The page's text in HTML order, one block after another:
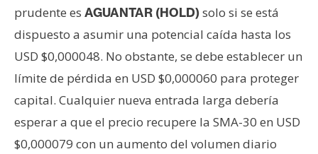
prudente es AGUANTAR (HOLD)solo si se está
dispuesto a asumir una potencial caída hasta los
USD $0,000048. No obstante, se debe establecer un
límite de pérdida en USD $0,000060 para proteger
capital. Cualquier nueva entrada larga debería
esperar a que el precio recupere la SMA-30 en USD
$0,000079 con un aumento del volumen diario